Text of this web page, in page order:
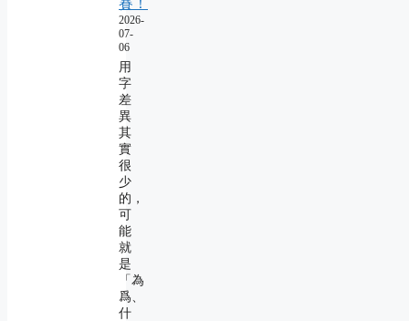
2026-
07-
06
用
字
差
異
其
實
很
少
的，
可
能
就
是
「為
爲、
什